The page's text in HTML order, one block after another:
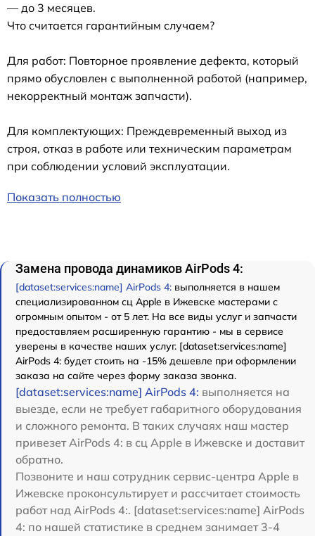
— до 3 месяцев.
Что считается гарантийным случаем?
Для работ: Повторное проявление дефекта, который
прямо обусловлен с выполненной работой (например,
некорректный монтаж запчасти).
Для комплектующих: Преждевременный выход из
строя, отказ в работе или техническим параметрам
при соблюдении условий эксплуатации.
Показать полностью
Замена провода динамиков AirPods 4:
[dataset:services:name] AirPods 4: выполняется в нашем
специализированном сц Apple в Ижевске мастерами с
огромным опытом - от 5 лет. На все виды услуг и запчасти
предоставляем расширенную гарантию - мы в сервисе
уверены в качестве наших услуг. [dataset:services:name]
AirPods 4: будет стоить на -15% дешевле при оформлении
заказа на сайте через форму заказа звонка.
[dataset:services:name] AirPods 4: выполняется на
выезде, если не требует габаритного оборудования
и сложного ремонта. В таких случаях наш мастер
привезет AirPods 4: в сц Apple в Ижевске и доставит
обратно.
Позвоните и наш сотрудник сервис-центра Apple в
Ижевске проконсультирует и рассчитает стоимость
работ над AirPods 4:. [dataset:services:name] AirPods
4: по нашей статистике в среднем занимает 3-4